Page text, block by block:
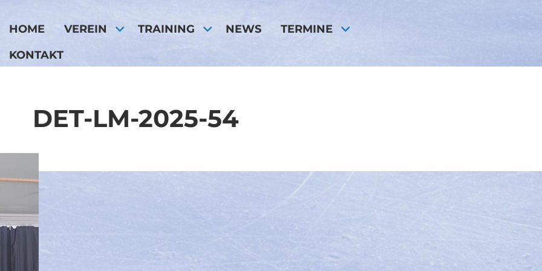
HOME VEREIN TRAINING NEWS TERMINE
KONTAKT
DET-LM-2025-54